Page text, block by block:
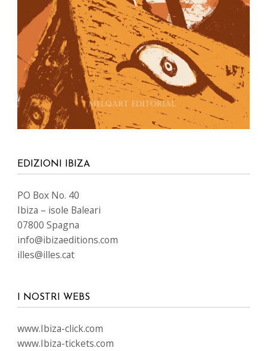
EDIZIONI IBIZA
PO Box No. 40
Ibiza – isole Baleari
07800 Spagna
info@ibizaeditions.com
illes@illes.cat
I NOSTRI WEBS
www.Ibiza-click.com
www.Ibiza-tickets.com